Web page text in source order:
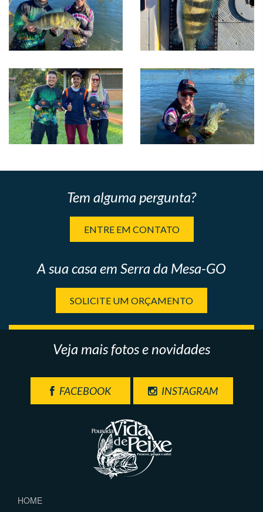
Tem alguma pergunta?
ENTRE EM CONTATO
A sua casa em Serra da Mesa-GO
SOLICITE UM ORÇAMENTO
Veja mais fotos e novidades
FACEBOOK INSTAGRAM
HOME